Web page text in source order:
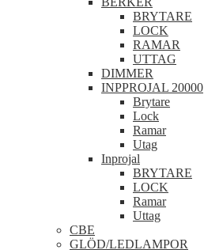
BRYTARE
LOCK
RAMAR
UTTAG
DIMMER
INPPROJAL 20000
Brytare
Lock
Ramar
Utag
Inprojal
BRYTARE
LOCK
Ramar
Uttag
CBE
GLÖD/LEDLAMPOR